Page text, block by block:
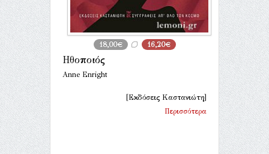
18,00€ 16,20€
Ηθοποιός
Anne Enright
[Εκδόσεις Καστανιώτη]
Περισσότερα